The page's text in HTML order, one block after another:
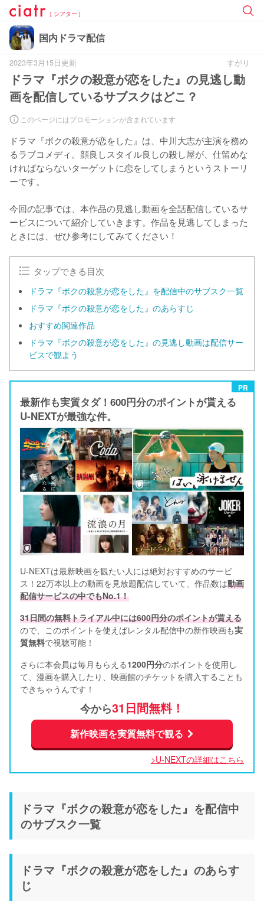
[ シアター ]
国内ドラマ配信
2023年3月15日更新 すがり
ドラマ『ボクの殺意が恋をした』の見逃し動
画を配信しているサブスクはどこ？
このページにはプロモーションが含まれています
ドラマ『ボクの殺意が恋をした』は、中川大志が主演を務め
るラブコメディ。顔良しスタイル良しの殺し屋が、仕留めな
ければならないターゲットに恋をしてしまうというストーリ
ーです。
今回の記事では、本作品の見逃し動画を全話配信しているサ
ービスについて紹介していきます。作品を見逃してしまった
ときには、ぜひ参考にしてみてください！
タップできる目次
ドラマ『ボクの殺意が恋をした』を配信中のサブスク一覧
ドラマ『ボクの殺意が恋をした』のあらすじ
おすすめ関連作品
ドラマ『ボクの殺意が恋をした』の見逃し動画は配信サー
ビスで観よう
PR
最新作も実質タダ！600円分のポイントが貰える
U-NEXTが最強な件。
U-NEXTは最新映画を観たい人には絶対おすすめのサービ
ス！22万本以上の動画を見放題配信していて、作品数は動画
配信サービスの中でもNo.1！
31日間の無料トライアル中には600円分のポイントが貰える
ので、このポイントを使えばレンタル配信中の新作映画も実
質無料で視聴可能！
さらに本会員は毎月もらえる1200円分のポイントを使用し
て、漫画を購入したり、映画館のチケットを購入することも
できちゃうんです！
今から31日間無料！
新作映画を実質無料で観る
>U-NEXTの詳細はこちら
ドラマ『ボクの殺意が恋をした』を配信中
のサブスク一覧
ドラマ『ボクの殺意が恋をした』のあらす
じ